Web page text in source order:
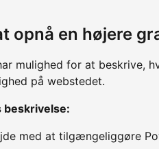
opnå en højere
mulighed for at beskrive,
på webstedet.
beskrivelse:
med at tilgængeliggøre